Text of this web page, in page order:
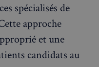
spécialisés de
approche
et une
candidats au